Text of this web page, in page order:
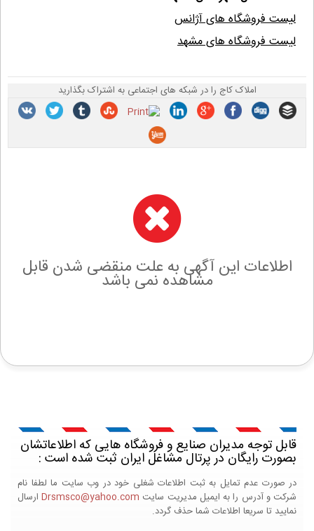
لیست فروشگاه های آژانس
لیست فروشگاه های مشهد
املاک کاج را در شبکه های اجتماعی به اشتراک بگذارید
اطلاعات این آگهی به علت منقضی شدن قابل
مشاهده نمی باشد
قابل توجه مدیران صنایع و فروشگاه هایی که اطلاعاتشان
بصورت رایگان در پرتال مشاغل ایران ثبت شده است :
در صورت عدم تمایل به ثبت اطلاعات شغلی خود در وب سایت ما لطفا نام
شرکت و آدرس را به ایمیل مدیریت سایت Drsmsco@yahoo.comارسال
نمایید تا سریعا اطلاعات شما حذف گردد.